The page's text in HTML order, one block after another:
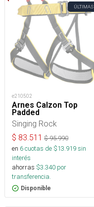
ÚLTIMAS
e210502
Arnes Calzon Top
Padded
Singing Rock
$ 83.511 $95.990
en 6cuotas de $13.919sin
interés
ahorras $3.340 por
transferencia.
Disponible